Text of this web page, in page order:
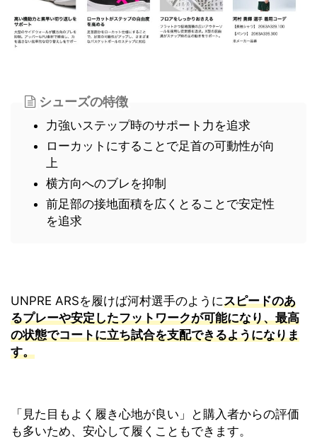
シューズの特徴
力強いステップ時のサポート力を追求
ローカットにすることで足首の可動性が向
上
横方向へのブレを抑制
前足部の接地面積を広くとることで安定性
を追求
UNPRE ARSを履けば河村選手のようにスピードのあ
るプレーや安定したフットワークが可能になり、最高
の状態でコートに立ち試合を支配できるようになりま
す。
「見た目もよく履き心地が良い」と購入者からの評価
も多いため、安心して履くこともできます。